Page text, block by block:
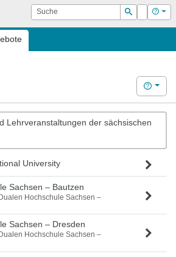
Suche
Suchen
Login Hilfe
Hilfe
Lehrveranstaltungen der sächsischen
University
Sachsen – Bautzen
Hochschule Sachsen –
Sachsen – Dresden
Hochschule Sachsen –